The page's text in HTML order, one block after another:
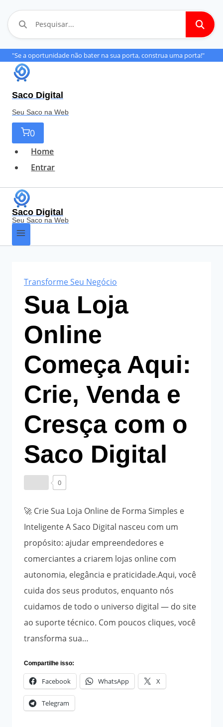
Pular
para
"Se a oportunidade não bater na sua porta, construa uma porta!"
Saco Digital
Seu Saco na Web
0
Home
Entrar
Saco Digital
Seu Saco na Web
Transforme Seu Negócio
Sua Loja
Online
Começa Aqui:
Crie, Venda e
Cresça com o
Saco Digital
PorAngela
Regina
Gerhardt
19/10/202519/10/2025
0
🚀 Crie Sua Loja Online de Forma Simples e
Inteligente A Saco Digital nasceu com um
propósito: ajudar empreendedores e
comerciantes a criarem lojas online com
autonomia, elegância e praticidade.Aqui, você
cuida dos seus produtos, enquanto nós
cuidamos de todo o universo digital — do site
ao suporte técnico. Com poucos cliques, você
transforma sua…
Compartilhe isso:
Facebook WhatsApp X
Telegram